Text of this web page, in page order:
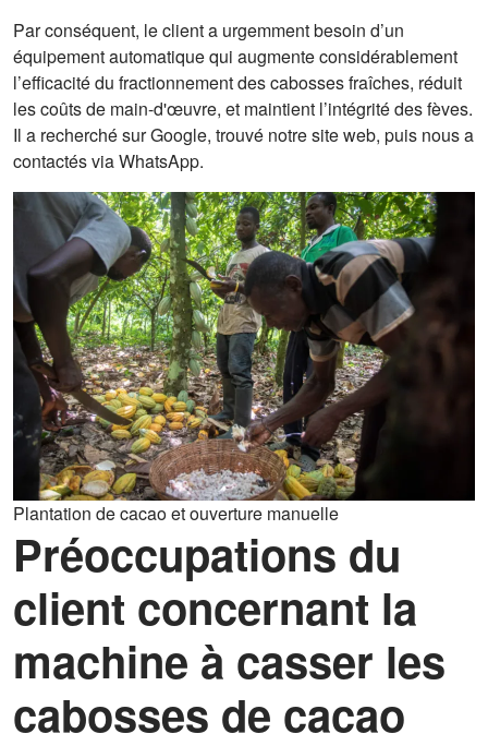
Par conséquent, le client a urgemment besoin d’un
équipement automatique qui augmente considérablement
l’efficacité du fractionnement des cabosses fraîches, réduit
les coûts de main-d'œuvre, et maintient l’intégrité des fèves.
Il a recherché sur Google, trouvé notre site web, puis nous a
contactés via WhatsApp.
Plantation de cacao et ouverture manuelle
Préoccupations du
client concernant la
machine à casser les
cabosses de cacao